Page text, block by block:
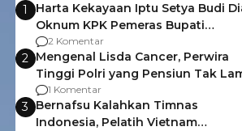
1
Harta Kekayaan Iptu Setya Budi
Oknum KPK Pemeras Bupati
Pemalang
2 Komentar
2 Mengenal Lisda Cancer, Perwira
Tinggi Polri yang Pensiun Tak
Usai Jadi Brigjen
1 Komentar
3 Bernafsu Kalahkan Timnas
Indonesia, Pelatih Vietnam